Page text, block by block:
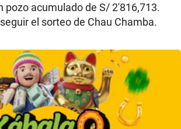
pozo acumulado de S/ 2′816,713.
el sorteo de Chau Chamba.